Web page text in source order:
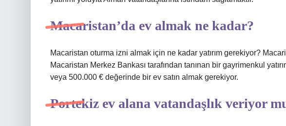
Macaristan’da ev almak ne kadar?
Macaristan oturma izni almak için ne kadar yatırım gerekiyor?
Macaristan Merkez Bankası tarafından tanınan bir gayrimenkul
veya 500.000 € değerinde bir ev satın almak gerekiyor.
Portekiz ev alana vatandaşlık veriyor